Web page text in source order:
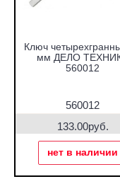
Ключ
мм ДЕЛО
560012
560012
133.00руб.
нет в наличии